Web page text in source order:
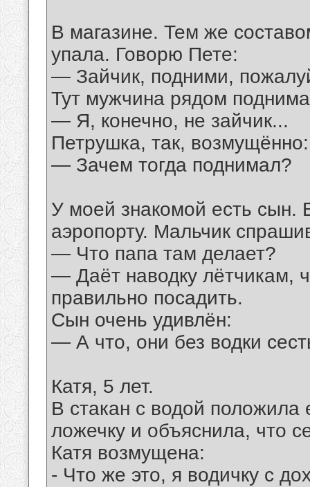
В магазине. Тем же
упала. Говорю Пете:
— Зайчик, подними,
Тут мужчина рядом
— Я, конечно, не зайчик...
Петрушка, так, возмущённо:
— Зачем тогда поднимал?
У моей знакомой есть сын.
аэропорту. Мальчик
— Что папа там делает?
— Даёт наводку лётчикам,
правильно посадить.
Сын очень удивлён:
— А что, они без водки
Катя, 5 лет.
В стакан с водой
ложечку и объяснила, что
Катя возмущена:
- Что же это, я водичку с